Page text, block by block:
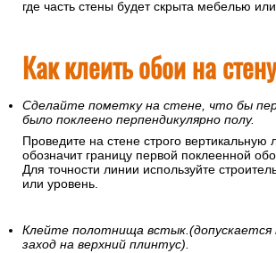
где часть стены будет скрыта мебелью
Как клеить обои на стену
Сделайте пометку на стене, что бы
было поклеено перпендикулярно полу.
Проведите на стене строго вертикальную
обозначит границу первой поклеенной
Для точности линии используйте
или уровень.
Клейте полотнища встык.(допускается
заход на верхний плинтус).